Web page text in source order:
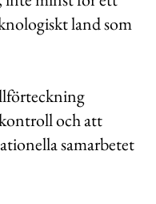
land som
och att
samarbetet